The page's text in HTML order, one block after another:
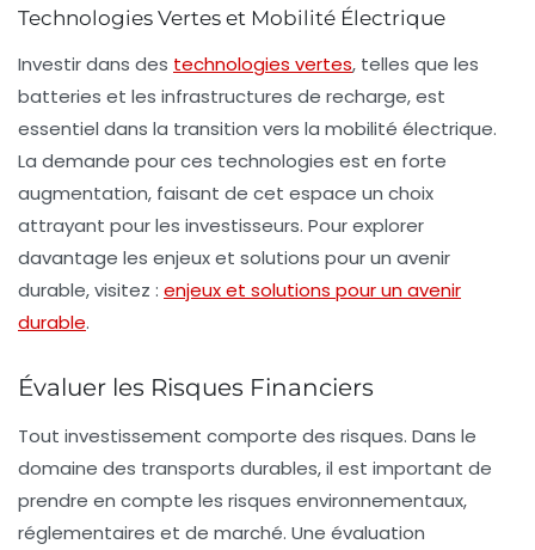
Technologies Vertes et Mobilité Électrique
Investir dans des technologies vertes, telles que les
batteries et les infrastructures de recharge, est
essentiel dans la transition vers la mobilité électrique.
La demande pour ces technologies est en forte
augmentation, faisant de cet espace un choix
attrayant pour les investisseurs. Pour explorer
davantage les enjeux et solutions pour un avenir
durable, visitez : enjeux et solutions pour un avenir
durable.
Évaluer les Risques Financiers
Tout investissement comporte des risques. Dans le
domaine des transports durables, il est important de
prendre en compte les risques environnementaux,
réglementaires et de marché. Une évaluation